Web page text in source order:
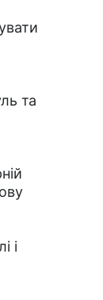
та
і